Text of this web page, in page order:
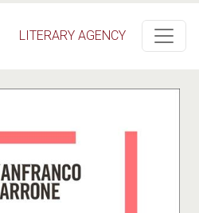
LITERARY AGENCY